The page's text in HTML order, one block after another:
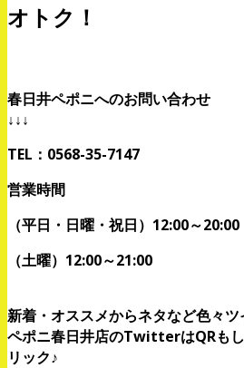
オトク！
春日井ペポニへのお問い合わせ
↓↓↓
TEL：0568-35-7147
営業時間
（平日・日曜・祝日）12:00～20:00
（土曜）12:00～21:00
新着・オススメからネタなど色々ツ
ペポニ春日井店のTwitterはQRも
リック♪